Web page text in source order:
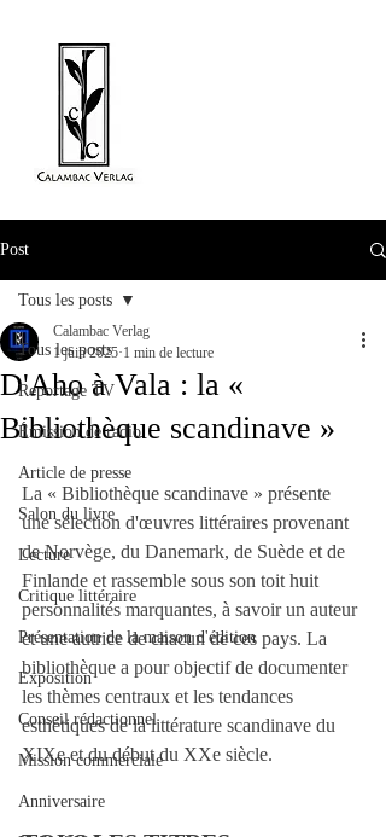
Post
Tous les posts
Reportage TV
Émission de radio
Article de presse
Salon du livre
Lecture
Critique littéraire
Présentation de la maison d'édition
Exposition
Conseil rédactionnel
Mission commerciale
Anniversaire
Tous les posts
D'Aho à Vala : la «
Bibliothèque scandinave »
Calambac Verlag
1 juin 2025 1 min de lecture
La « Bibliothèque scandinave » présente
une sélection d'œuvres littéraires provenant
de Norvège, du Danemark, de Suède et de
Finlande et rassemble sous son toit huit
personnalités marquantes, à savoir un auteur
et une autrice de chacun de ces pays. La
bibliothèque a pour objectif de documenter
les thèmes centraux et les tendances
esthétiques de la littérature scandinave du
XIXe et du début du XXe siècle.